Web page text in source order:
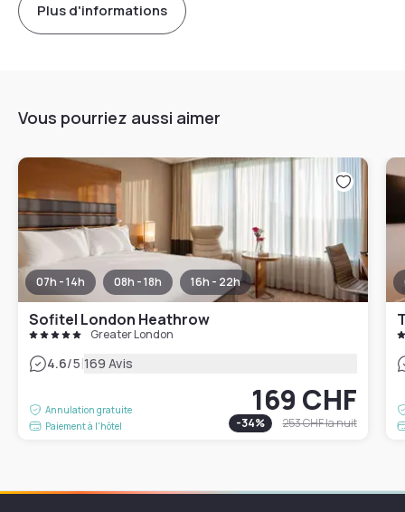
Plus d'informations
Vous pourriez aussi aimer
07h - 14h 08h - 18h 16h - 22h
Sofitel London Heathrow
Greater London
4.6/5|169 Avis
Annulation gratuite
Paiement à l'hôtel
169 CHF
-34% 253 CHFla nuit